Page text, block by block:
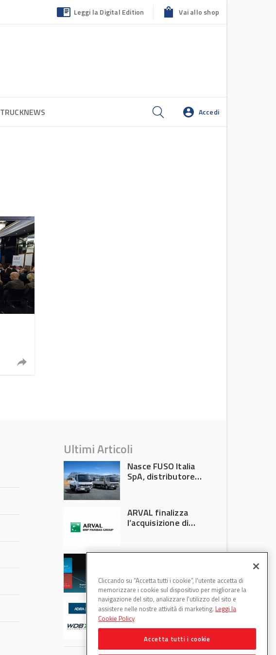
Leggi la Digital Edition Vai allo shop
TRUCKNEWS Accedi
Ultimi Articoli
Nasce FUSO Italia
SpA, distributore
ARVAL finalizza
l’acquisizione di
Francoforte 2026
WDB Automotive
(Axitecnica) e Di.Pa.
Sport entrano in
ADIRA
Cliccando su “Accetta tutti i cookie”, l'utente accetta di
memorizzare i cookie sul dispositivo per migliorare la
navigazione del sito, analizzare l'utilizzo del sito e
assistere nelle nostre attività di marketing. Leggi la
Cookie Policy
Accetta tutti i cookie